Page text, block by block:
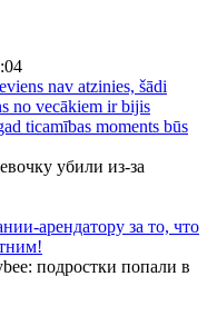
nav atzinies, šādi
no vecākiem ir bijis
ticamības moments būs
убили из-за
арендатору за то, что
подростки попали в